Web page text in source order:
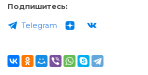
Подпишитесь:
Telegram